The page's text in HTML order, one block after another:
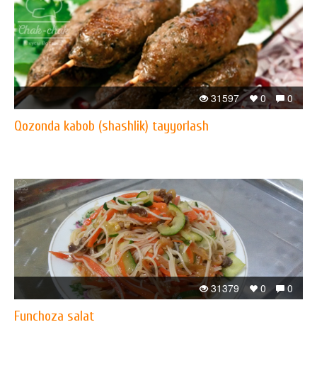
0
0
31597
Qozonda kabob (shashlik) tayyorlash
0
0
31379
Funchoza salat